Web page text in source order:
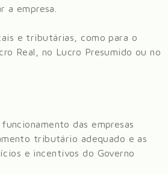
a empresa.
e tributárias, como para o
Real, no Lucro Presumido ou no
das empresas
tributário adequado e as
e incentivos do Governo